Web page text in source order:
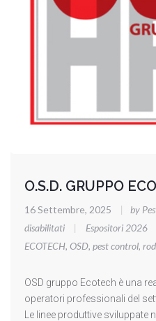
O.S.D. GRUPPO
16 Settembre, 2025 | by
disabilitatisu
O.S.D.
ECOTECH
| Espositori 2026
ECOTECH, OSD, pest control,
OSD gruppo Ecotech è una
operatori professionali del
Le linee produttive